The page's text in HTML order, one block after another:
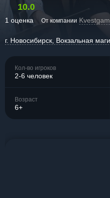
10.0
1 оценка От компании
г. Новосибирск, Вокзальная
Кол-во игроков
2-6 человек
Возраст
6+